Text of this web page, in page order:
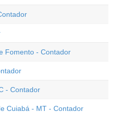
Fomento - Contador
- Contador
Cuiabá - MT - Contador